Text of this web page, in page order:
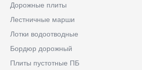
Дорожные плиты
Лестничные марши
Лотки водоотводные
Бордюр дорожный
Плиты пустотные ПБ